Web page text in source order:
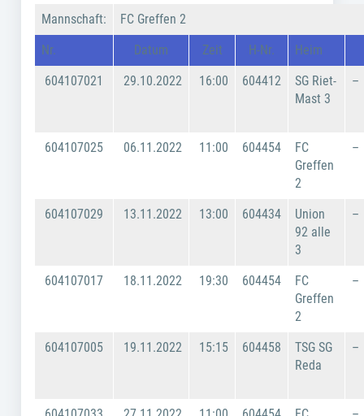
Mannschaft:
FC Greffen 2
Nr.
Datum Zeit H-Nr.
Heim
604107021
29.10.2022 16:00 604412
SG Riet-
Mast 3
–
604107025 06.11.2022 11:00 604454
FC
Greffen
2
–
604107029 13.11.2022 13:00 604434
Union
92 alle
3
–
604107017 18.11.2022 19:30 604454
FC
Greffen
2
–
604107005 19.11.2022 15:15 604458
TSG SG
Reda
–